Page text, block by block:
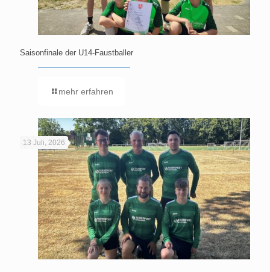
Saisonfinale der U14-Faustballer
mehr erfahren
13 Juli, 2026